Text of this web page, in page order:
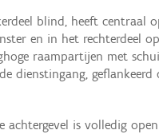
blind, heeft centraal
en in het rechterdeel
raampartijen met
dienstingang, geflankeerd
achtergevel is volledig